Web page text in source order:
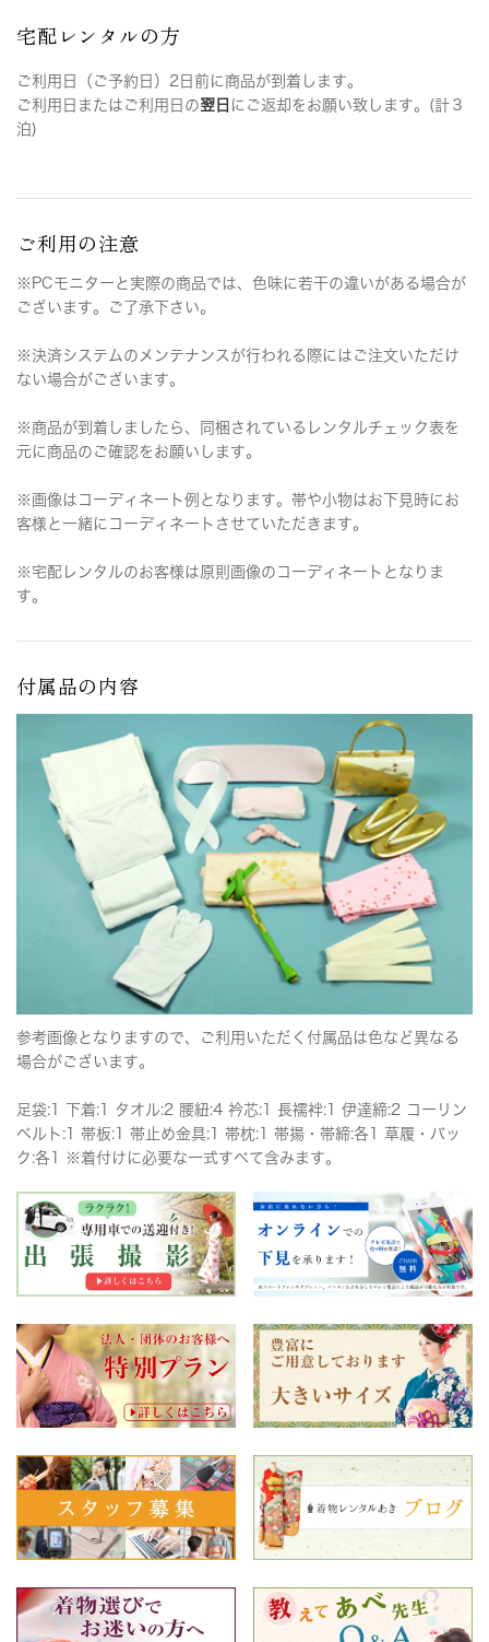
宅配レンタルの方
ご利用日（ご予約日）2日前に商品が到着します。
ご利用日またはご利用日の翌日 にご返却をお願い致します。(計３
泊)
ご利用の注意
※PCモニターと実際の商品では、色味に若干の違いがある場合が
ございます。ご了承下さい。
※決済システムのメンテナンスが行われる際にはご注文いただけ
ない場合がございます。
※商品が到着しましたら、同梱されているレンタルチェック表を
元に商品のご確認をお願いします。
※画像はコーディネート例となります。帯や小物はお下見時にお
客様と一緒にコーディネートさせていただきます。
※宅配レンタルのお客様は原則画像のコーディネートとなりま
す。
付属品の内容
参考画像となりますので、ご利用いただく付属品は色など異なる
場合がございます。
足袋:1 下着:1 タオル:2 腰紐:4 衿芯:1 長襦袢:1 伊達締:2 コーリン
ベルト:1 帯板:1 帯止め金具:1 帯枕:1 帯揚・帯締:各1 草履・バッ
ク:各1 ※着付けに必要な一式すべて含みます。